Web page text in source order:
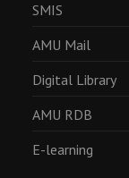
SMIS
AMU Mail
Digital Library
AMU RDB
E-learning